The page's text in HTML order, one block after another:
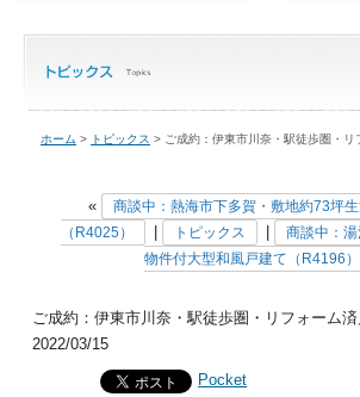
ホーム > トピックス > ご成約：伊東市川奈・駅徒歩圏・リ
«
商談中：熱海市下多賀・敷地約73坪
（R4025）
トピックス
商談中：
物件付大型和風戸建て（R4196）
ご成約：伊東市川奈・駅徒歩圏・リフォーム済
2022/03/15
Pocket